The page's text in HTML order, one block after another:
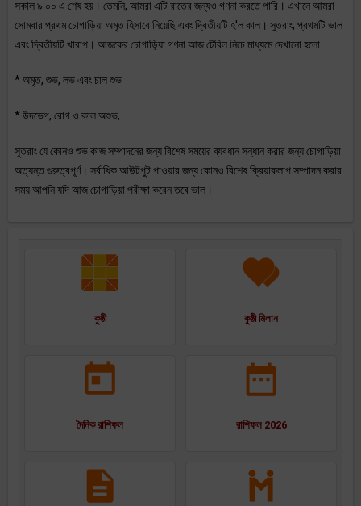
সকাল ৯:০০ এ শেষ হয়। তেমনি, আমরা এটি রাতের জন্যও গণনা করতে পারি। এখানে আমরা
সোমবার প্রথম চোগাড়িয়া অমৃত হিসাবে নিয়েছি এবং দ্বিতীয়টি হ'ল কাল। সুতরাং, প্রথমটি ভাল
এবং দ্বিতীয়টি খারাপ। আজকের চোগাড়িয়া গণনা আজ টেবিল নিচে মাধ্যমে দেখানো হলো
* অমৃত, শুভ, লভ এবং চাল শুভ
* উদভেগ, রোগ ও কাল অশুভ,
সুতরাং যে কোনও শুভ কাজ সম্পাদনের জন্য বিশেষ সময়ের ব্যবধান সন্ধান করার জন্য চোগাড়িয়া
অত্যন্ত গুরুত্বপূর্ণ। সর্বাধিক আউটপুট পাওয়ার জন্য কোনও বিশেষ ক্রিয়াকলাপ সম্পাদন করার
সময় আপনি যদি আজ চোগাড়িয়া পরীক্ষা করেন তবে ভাল।
কুষ্ঠী কুষ্ঠী মিলান
দৈনিক রাশিফল রাশিফল 2026